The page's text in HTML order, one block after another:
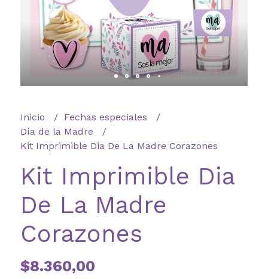
Inicio
Fechas especiales
Día de la Madre
Kit Imprimible Dia De La Madre Corazones
Kit Imprimible Dia
De La Madre
Corazones
$8.360,00